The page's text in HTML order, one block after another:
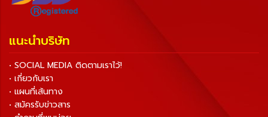
แนะนำบริษัท
• SOCIAL MEDIA ติดตามเราไว้!
• เกี่ยวกับเรา
• แผนที่เส้นทาง
• สมัครรับข่าวสาร